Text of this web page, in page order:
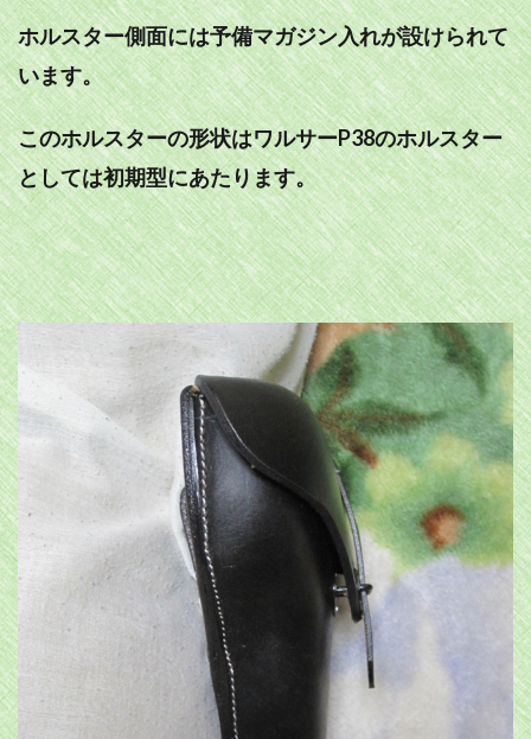
ホルスター側面には予備マガジン入れが設けられて
います。
このホルスターの形状はワルサーP38のホルスター
としては初期型にあたります。